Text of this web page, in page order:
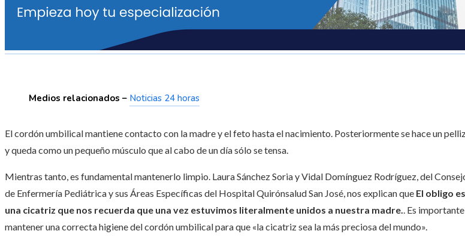
Medios relacionados – Noticias 24 horas
El cordón umbilical mantiene contacto con la madre y el feto hasta el nacimiento. Posteriormente se hace un
y queda como un pequeño músculo que al cabo de un día sólo se tensa.
Mientras tanto, es fundamental mantenerlo limpio. Laura Sánchez Soria y Vidal Domínguez Rodríguez, del
de Enfermería Pediátrica y sus Áreas Específicas del Hospital Quirónsalud San José, nos explican que El obligo es
una cicatriz que nos recuerda que una vez estuvimos literalmente unidos a nuestra madre.. Es importante
mantener una correcta higiene del cordón umbilical para que «la cicatriz sea la más preciosa del mundo».